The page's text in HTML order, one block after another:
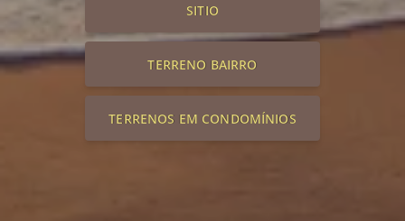
SITIO
TERRENO BAIRRO
TERRENOS EM CONDOMÍNIOS